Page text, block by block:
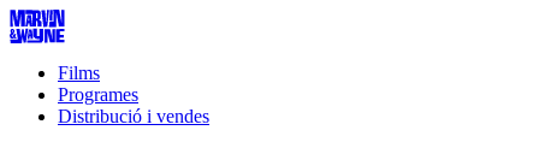
Films
Programes
Distribució i vendes